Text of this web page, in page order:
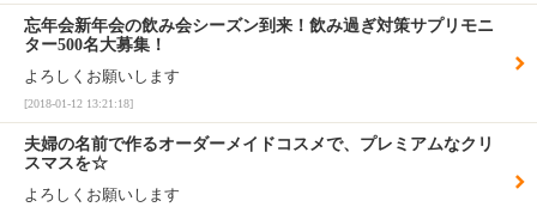
忘年会新年会の飲み会シーズン到来！飲み過ぎ対策サプリモニ
ター500名大募集！
よろしくお願いします
[2018-01-12 13:21:18]
夫婦の名前で作るオーダーメイドコスメで、プレミアムなクリ
スマスを☆
よろしくお願いします